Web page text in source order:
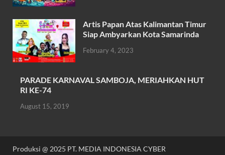
Artis Papan Atas Kalimantan Timur
Siap Ambyarkan Kota Samarinda
February 4, 2023
PARADE KARNAVAL SAMBOJA, MERIAHKAN HUT
RI KE-74
August 15, 2019
Produksi @ 2025 PT. MEDIA INDONESIA CYBER